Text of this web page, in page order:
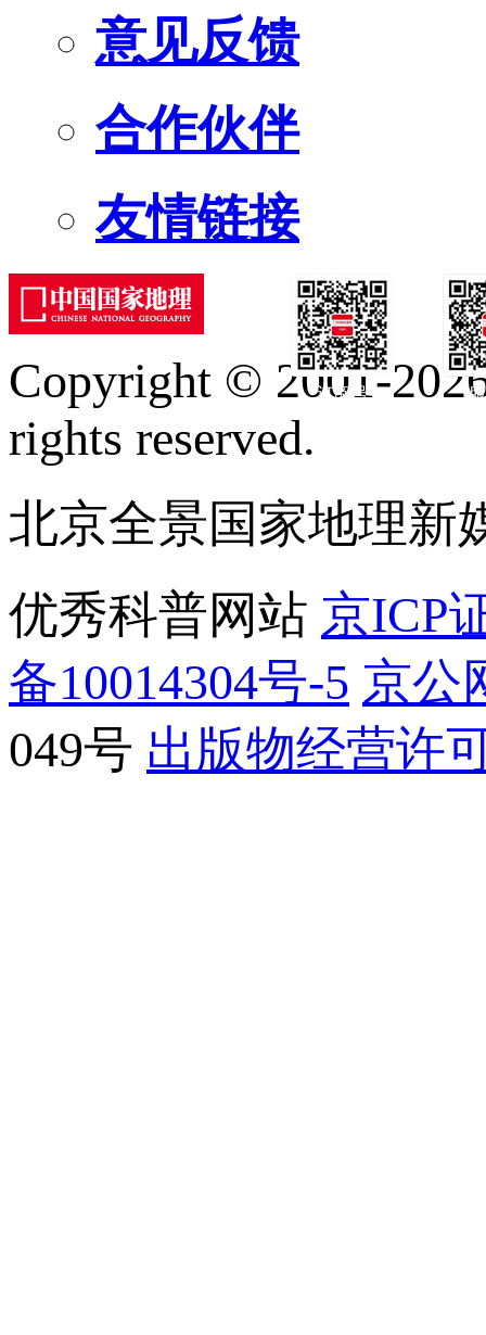
意见反馈
合作伙伴
友情链接
订阅号
Copyright © 2001-
rights reserved.
北京全景国家地理新
优秀科普网站 京ICP
备10014304号-5 京公
049号 出版物经营许